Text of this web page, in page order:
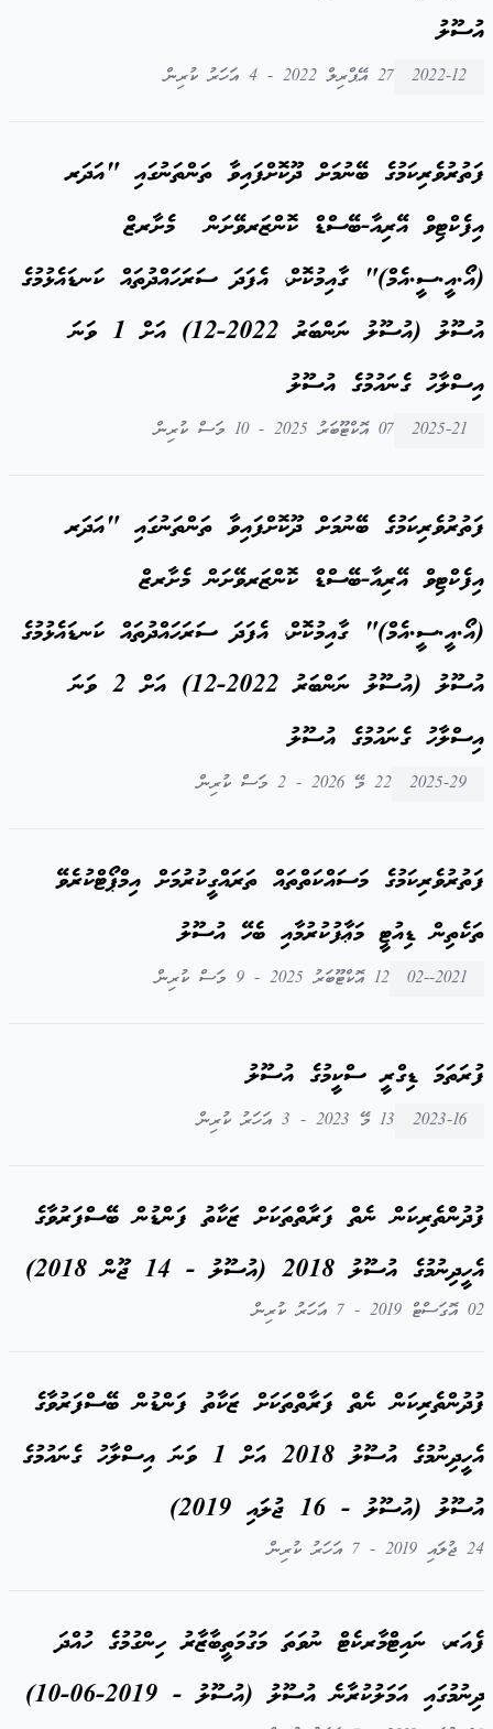
އުސޫލު
2022-12 27 އޭޕްރިލް 2022 - 4 އަހަރު ކުރިން
ފަތުރުވެރިކަމުގެ ބޭނުމަށް ދޫކޮށްފައިވާ ތަންތަނުގައި "އަދަރ
އިފެކްޓިވް އޭރިއާ-ބޭސްޑް ކޮންޒަރވޭށަން މެށާރޒް
(އޯ.އީ.ސީ.އެމް)" ގާއިމުކޮށް، އެފަދަ ސަރަހައްދުތައް ކަނޑައެޅުމުގެ
އުސޫލު (އުސޫލު ނަންބަރު 2022-12) އަށް 1 ވަނަ
އިސްލާހު ގެނައުމުގެ އުސޫލު
2025-21 07 އޮކްޓޫބަރު 2025 - 10 މަސް ކުރިން
ފަތުރުވެރިކަމުގެ ބޭނުމަށް ދޫކޮށްފައިވާ ތަންތަނުގައި "އަދަރ
އިފެކްޓިވް އޭރިއާ-ބޭސްޑް ކޮންޒަރވޭށަން މެށާރޒް
(އޯ.އީ.ސީ.އެމް)" ގާއިމުކޮށް، އެފަދަ ސަރަހައްދުތައް ކަނޑައެޅުމުގެ
އުސޫލު (އުސޫލު ނަންބަރު 2022-12) އަށް 2 ވަނަ
އިސްލާހު ގެނައުމުގެ އުސޫލު
2025-29 22 މޭ 2026 - 2 މަސް ކުރިން
ފަތުރުވެރިކަމުގެ މަސައްކަތްތައް ތަރައްގީކުރުމަށް އިމްޕޯޓްކުރެވޭ
ތަކެތިން ޑިއުޓީ މަޢާފުކުރުމާއި ބެހޭ އުސޫލު
2021--02 12 އޮކްޓޫބަރު 2025 - 9 މަސް ކުރިން
ފުރަތަމަ ޑިގްރީ ސްކީމުގެ އުސޫލު
2023-16 13 މޭ 2023 - 3 އަހަރު ކުރިން
ފުދުންތެރިކަން ނެތް ފަރާތްތަކަށް ޒަކާތު ފަންޑުން ބޭސްފަރުވާގެ
އެހީދިނުމުގެ އުސޫލު 2018 (އުސޫލު - 14 ޖޫން 2018)
02 އޮގަސްޓް 2019 - 7 އަހަރު ކުރިން
ފުދުންތެރިކަން ނެތް ފަރާތްތަކަށް ޒަކާތު ފަންޑުން ބޭސްފަރުވާގެ
އެހީދިނުމުގެ އުސޫލު 2018 އަށް 1 ވަނަ އިސްލާހު ގެނައުމުގެ
އުސޫލު (އުސޫލު - 16 ޖުލައި 2019)
24 ޖުލައި 2019 - 7 އަހަރު ކުރިން
ފެއަރ، ނައިޓްމާރކެޓް ނުވަތަ މަގުމަތީބާޒާރު ހިންގުމުގެ ހުއްދަ
ދިނުމުގައި އަމަލުކުރާނެ އުސޫލު (އުސޫލު - 2019-06-10)